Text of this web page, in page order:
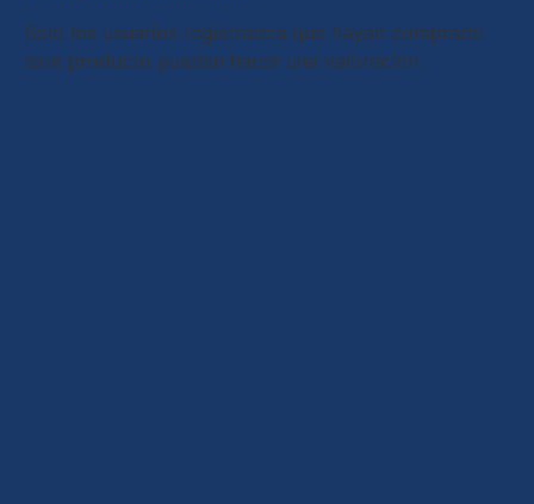
Solo los usuarios registrados que hayan comprado
este producto pueden hacer una valoración.